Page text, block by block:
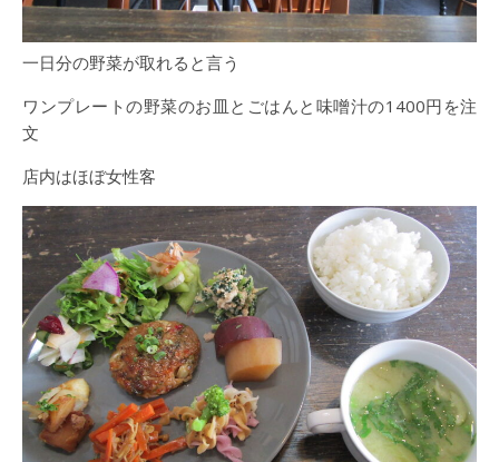
一日分の野菜が取れると言う
ワンプレートの野菜のお皿とごはんと味噌汁の1400円を注
文
店内はほぼ女性客